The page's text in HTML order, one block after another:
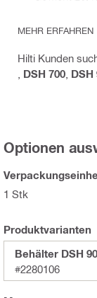
MEHR ERFAHREN
Hilti Kunden
DSH 700 DSH
Optionen
1 Stk
Produktvarianten
Behälter DSH
#2280106